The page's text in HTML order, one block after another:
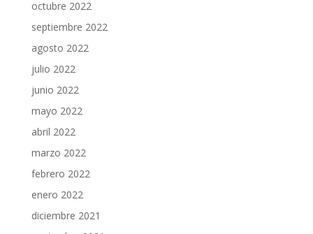
octubre 2022
septiembre 2022
agosto 2022
julio 2022
junio 2022
mayo 2022
abril 2022
marzo 2022
febrero 2022
enero 2022
diciembre 2021